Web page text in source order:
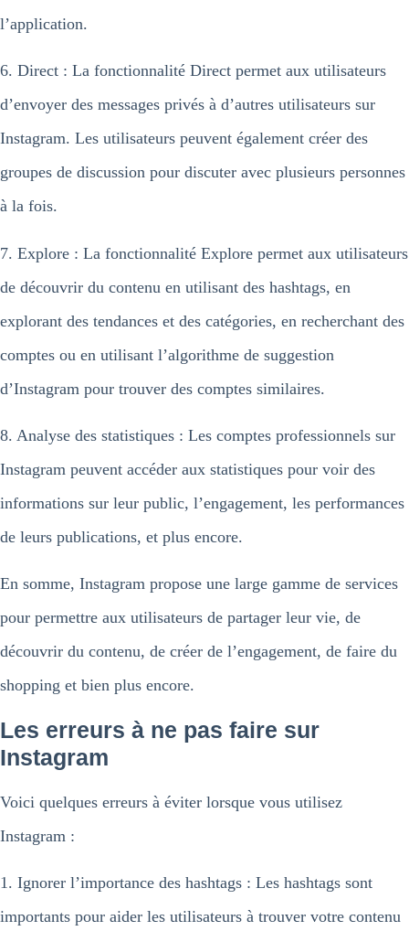
l’application.
6. Direct : La fonctionnalité Direct permet aux utilisateurs
d’envoyer des messages privés à d’autres utilisateurs sur
Instagram. Les utilisateurs peuvent également créer des
groupes de discussion pour discuter avec plusieurs personnes
à la fois.
7. Explore : La fonctionnalité Explore permet aux utilisateurs
de découvrir du contenu en utilisant des hashtags, en
explorant des tendances et des catégories, en recherchant des
comptes ou en utilisant l’algorithme de suggestion
d’Instagram pour trouver des comptes similaires.
8. Analyse des statistiques : Les comptes professionnels sur
Instagram peuvent accéder aux statistiques pour voir des
informations sur leur public, l’engagement, les performances
de leurs publications, et plus encore.
En somme, Instagram propose une large gamme de services
pour permettre aux utilisateurs de partager leur vie, de
découvrir du contenu, de créer de l’engagement, de faire du
shopping et bien plus encore.
Les erreurs à ne pas faire sur
Instagram
Voici quelques erreurs à éviter lorsque vous utilisez
Instagram :
1. Ignorer l’importance des hashtags : Les hashtags sont
importants pour aider les utilisateurs à trouver votre contenu